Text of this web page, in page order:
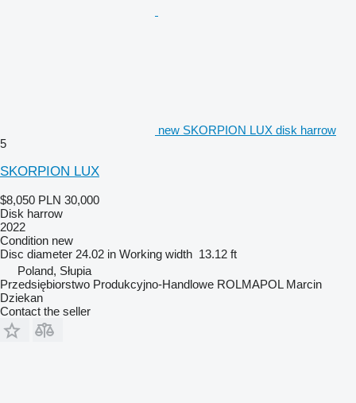
new SKORPION LUX disk harrow
5
SKORPION LUX
$8,050 PLN 30,000
Disk harrow
2022
Condition new
Disc diameter 24.02 in Working width 13.12 ft
Poland, Słupia
Przedsiębiorstwo Produkcyjno-Handlowe ROLMAPOL Marcin
Dziekan
Contact the seller